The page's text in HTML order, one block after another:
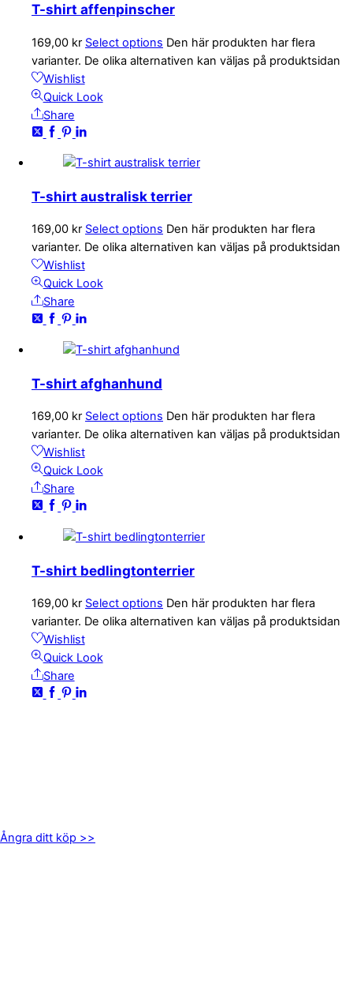
T-shirt affenpinscher
169,00 kr Select options Den här produkten har flera
varianter. De olika alternativen kan väljas på produktsidan
Wishlist
Quick Look
Share
T-shirt australisk terrier
169,00 kr Select options Den här produkten har flera
varianter. De olika alternativen kan väljas på produktsidan
Wishlist
Quick Look
Share
T-shirt afghanhund
169,00 kr Select options Den här produkten har flera
varianter. De olika alternativen kan väljas på produktsidan
Wishlist
Quick Look
Share
T-shirt bedlingtonterrier
169,00 kr Select options Den här produkten har flera
varianter. De olika alternativen kan väljas på produktsidan
Wishlist
Quick Look
Share
Ångra ditt köp >>